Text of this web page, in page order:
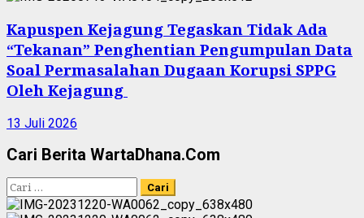
Kapuspen Kejagung Tegaskan Tidak Ada
“Tekanan” Penghentian Pengumpulan Data
Soal Permasalahan Dugaan Korupsi SPPG
Oleh Kejagung
13 Juli 2026
Cari Berita WartaDhana.Com
Cari
untuk: